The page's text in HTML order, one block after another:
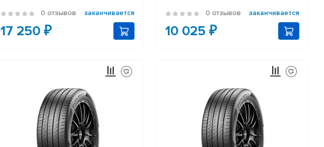
0 отзывов заканчивается
17 250 ₽
0 отзывов заканчивается
10 025 ₽